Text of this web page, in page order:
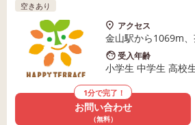
空きあり
アクセス
金山駅から1069m
受入年齢
小学生 中学生 高校
1分で完了！
お問い合わせ
（無料）